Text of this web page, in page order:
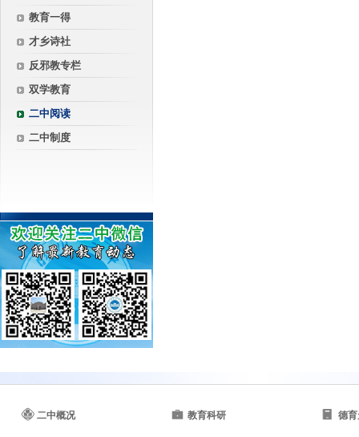
教育一得
才乡诗社
反邪教专栏
双学教育
二中阅读
二中制度
二中概况 教育科研 德